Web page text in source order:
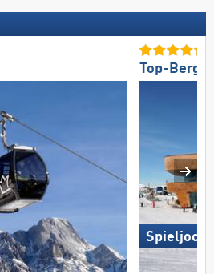
Top-
Spieljoch